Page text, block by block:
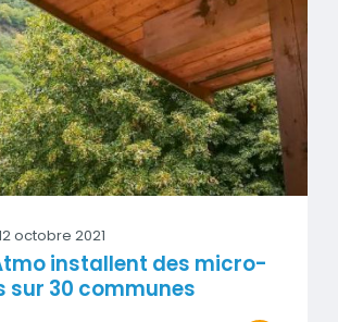
octobre 2021
installent des micro-
sur 30 communes